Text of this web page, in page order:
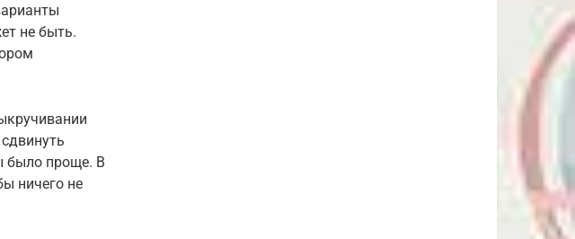
не быть.
было проще. В
ничего не